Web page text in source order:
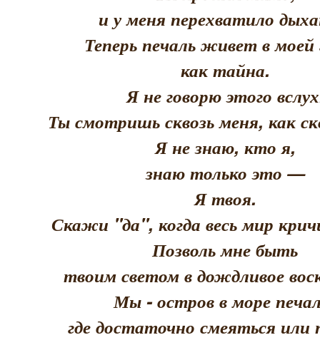
и у меня перехватило
Теперь печаль живет в моей
как тайна.
Я не говорю этого
Ты смотришь сквозь меня, как
Я не знаю, кто я,
знаю только это —
Я твоя.
Скажи "да", когда весь мир
Позволь мне быть
твоим светом в дождливое
Мы - остров в море
где достаточно смеяться или